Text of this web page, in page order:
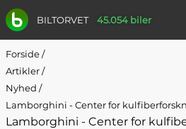
BILTORVET 45.054 biler
Forside/
Artikler/
Nyhed /
Lamborghini - Center for
Lamborghini - Center for